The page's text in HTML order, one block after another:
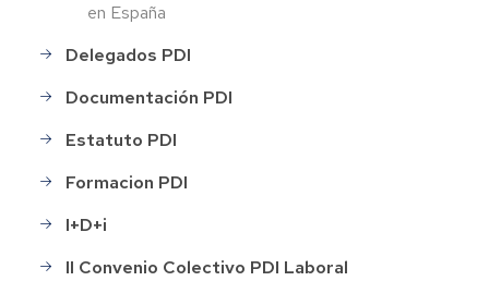
en España
Delegados PDI
Documentación PDI
Estatuto PDI
Formacion PDI
I+D+i
II Convenio Colectivo PDI Laboral